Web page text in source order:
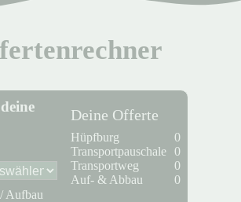
Aufbau
Deine Offerte
Hüpfburg
0
Transportpauschale
0
Transportweg
0
Auf- & Abbau
0